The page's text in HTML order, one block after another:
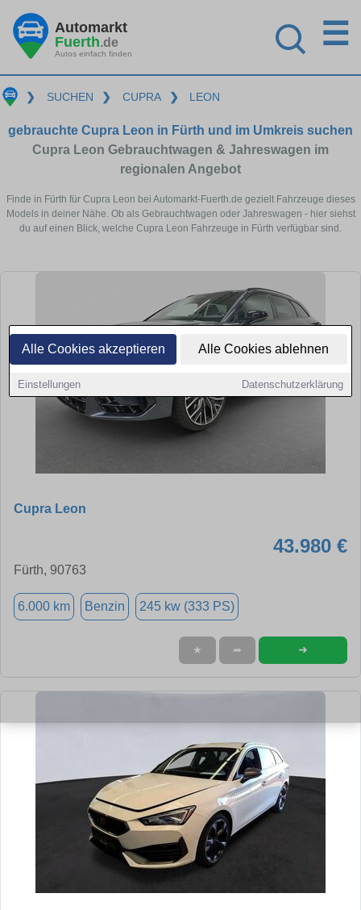
Alle Cookies akzeptieren Alle Cookies ablehnen
Einstellungen Datenschutzerklärung
Automarkt
Fuerth.de
Autos einfach finden
☰
❯ SUCHEN ❯ CUPRA ❯ LEON
gebrauchte Cupra Leon in Fürth und im Umkreis suchen
Cupra Leon Gebrauchtwagen & Jahreswagen im
regionalen Angebot
Finde in Fürth für Cupra Leon bei Automarkt-Fuerth.de gezielt Fahrzeuge dieses
Models in deiner Nähe. Ob als Gebrauchtwagen oder Jahreswagen - hier siehst
du auf einen Blick, welche Cupra Leon Fahrzeuge in Fürth verfügbar sind.
Cupra Leon
43.980 €
Fürth, 90763
6.000 km Benzin 245 kw (333 PS)
★ ➦ ➜